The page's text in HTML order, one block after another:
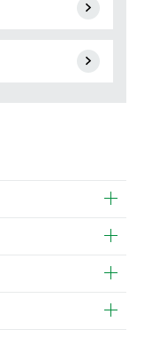
す。
発送いたします。
降のご注文は週明け